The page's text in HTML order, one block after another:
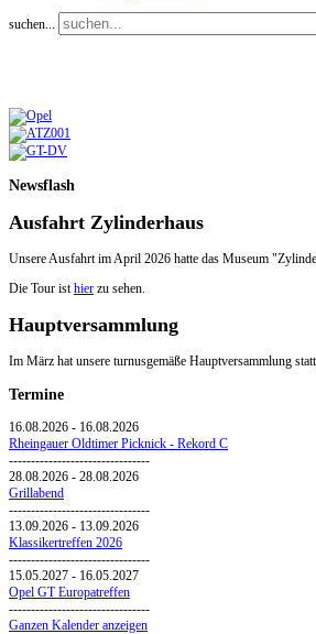
suchen...
Newsflash
Ausfahrt Zylinderhaus
Unsere Ausfahrt im April 2026 hatte das Museum
Die Tour isthier zu sehen.
Hauptversammlung
Im März hat unsere turnusgemäße Hauptversammlung
Termine
16.08.2026 - 16.08.2026
Rheingauer Oldtimer Picknick - Rekord C
--------------------------------
28.08.2026 - 28.08.2026
Grillabend
--------------------------------
13.09.2026 - 13.09.2026
Klassikertreffen 2026
--------------------------------
15.05.2027 - 16.05.2027
Opel GT Europatreffen
--------------------------------
Ganzen Kalender anzeigen